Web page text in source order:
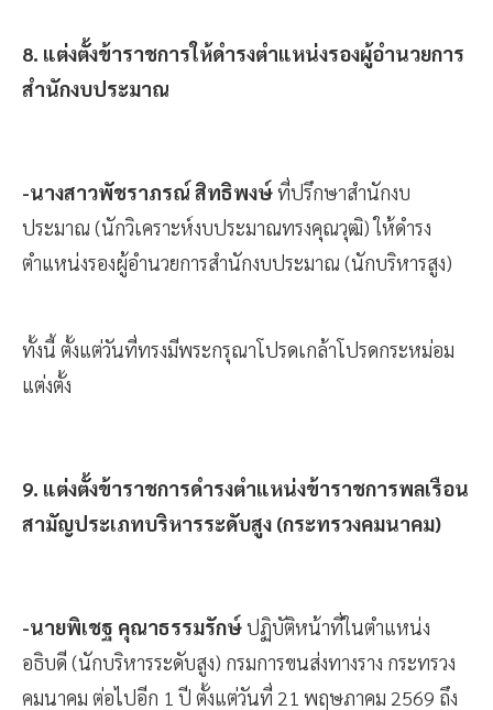
8. แต่งตั้งข้าราชการให้ดำรงตำแหน่งรองผู้อำนวยการ
สำนักงบประมาณ
-นางสาวพัชราภรณ์ สิทธิพงษ์ที่ปรึกษาสำนักงบ
ประมาณ (นักวิเคราะห์งบประมาณทรงคุณวุฒิ) ให้ดำรง
ตำแหน่งรองผู้อำนวยการสำนักงบประมาณ (นักบริหารสูง)
ทั้งนี้ ตั้งแต่วันที่ทรงมีพระกรุณาโปรดเกล้าโปรดกระหม่อม
แต่งตั้ง
9. แต่งตั้งข้าราชการดำรงตำแหน่งข้าราชการพลเรือน
สามัญประเภทบริหารระดับสูง (กระทรวงคมนาคม)
-นายพิเชฐ คุณาธรรมรักษ์ปฏิบัติหน้าที่ในตำแหน่ง
อธิบดี (นักบริหารระดับสูง) กรมการขนส่งทางราง กระทรวง
คมนาคม ต่อไปอีก 1 ปี ตั้งแต่วันที่ 21 พฤษภาคม 2569 ถึง